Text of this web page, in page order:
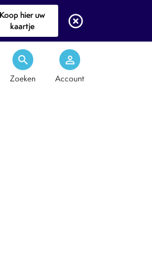
Koop hier uw
kaartje
highlight_off
search
Zoeken
person_outline
Account